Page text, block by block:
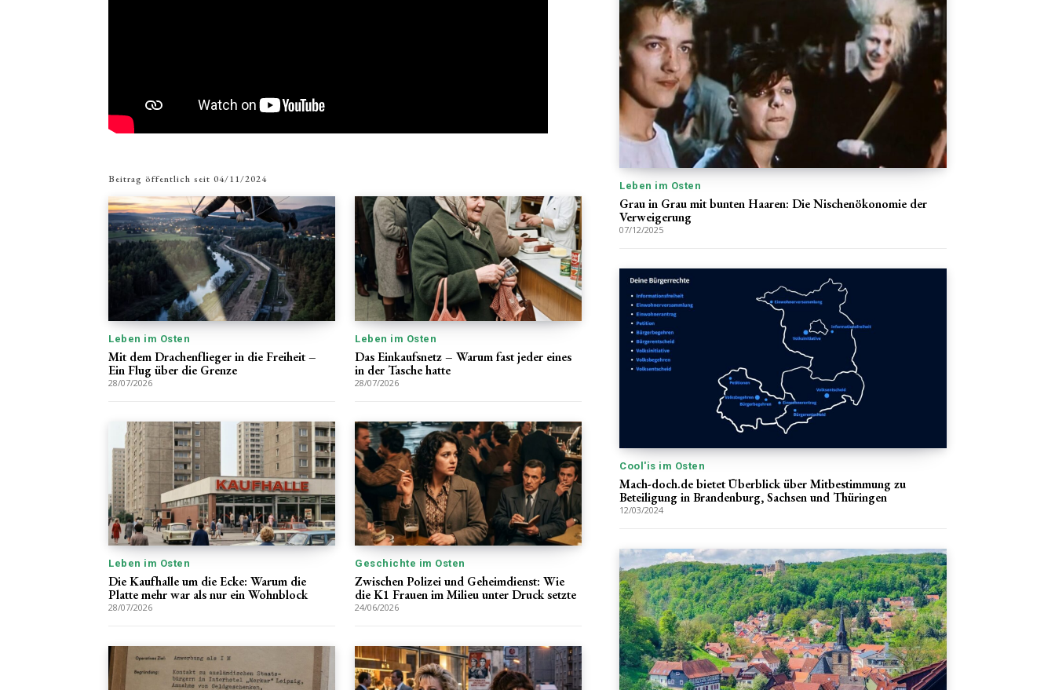
Beitrag öffentlich seit 04/11/2024
Leben im Osten
Mit dem Drachenflieger in die Freiheit –
Ein Flug über die Grenze
28/07/2026
Leben im Osten
Das Einkaufsnetz – Warum fast jeder eines
in der Tasche hatte
28/07/2026
Leben im Osten
Die Kaufhalle um die Ecke: Warum die
Platte mehr war als nur ein Wohnblock
28/07/2026
Geschichte im Osten
Zwischen Polizei und Geheimdienst: Wie
die K1 Frauen im Milieu unter Druck setzte
24/06/2026
Leben im Osten
Grau in Grau mit bunten Haaren: Die Nischenökonomie der
Verweigerung
07/12/2025
Cool'is im Osten
Mach-doch.de bietet Überblick über Mitbestimmung zu
Beteiligung in Brandenburg, Sachsen und Thüringen
12/03/2024